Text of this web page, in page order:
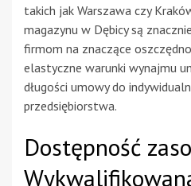
takich jak Warszawa czy
magazynu w Dębicy są
firmom na znaczące
elastyczne warunki wynajmu
długości umowy do
przedsiębiorstwa.
Dostępność